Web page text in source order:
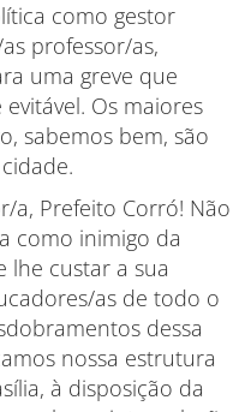
como gestor
professor/as,
uma greve que
Os maiores
sabemos bem, são
a, Prefeito Corró! Não
como inimigo da
lhe custar a sua
as de todo o
dessa
nossa estrutura
à disposição da